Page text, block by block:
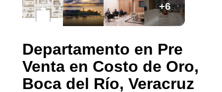
+6
Departamento en Pre
Venta en Costo de Oro,
Boca del Río, Veracruz